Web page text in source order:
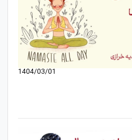
1404/03/01